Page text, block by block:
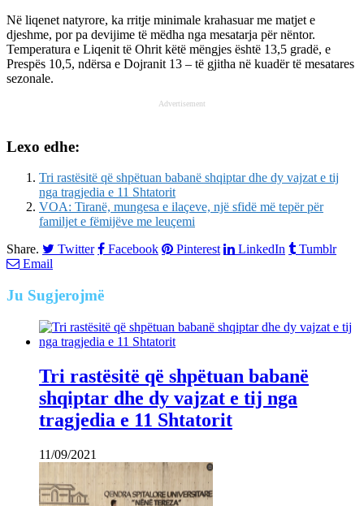
Në liqenet natyrore, ka rritje minimale krahasuar me matjet e
djeshme, por pa devijime të mëdha nga mesatarja për nëntor.
Temperatura e Liqenit të Ohrit këtë mëngjes është 13,5 gradë, e
Prespës 10,5, ndërsa e Dojranit 13 – të gjitha në kuadër të mesatares
sezonale.
Advertisement
Lexo edhe:
Tri rastësitë që shpëtuan babanë shqiptar dhe dy vajzat e tij
nga tragjedia e 11 Shtatorit
VOA: Tiranë, mungesa e ilaçeve, një sfidë më tepër për
familjet e fëmijëve me leuçemi
Share.
Twitter Facebook Pinterest LinkedIn
Tumblr
Email
Ju Sugjerojmë
Tri rastësitë që shpëtuan babanë
shqiptar dhe dy vajzat e tij nga
tragjedia e 11 Shtatorit
11/09/2021